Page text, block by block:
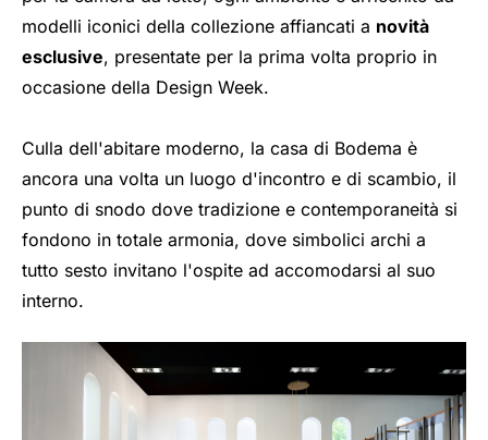
modelli iconici della collezione affiancati a novità
esclusive, presentate per la prima volta proprio in
occasione della Design Week.
Culla dell'abitare moderno, la casa di Bodema è
ancora una volta un luogo d'incontro e di scambio, il
punto di snodo dove tradizione e contemporaneità si
fondono in totale armonia, dove simbolici archi a
tutto sesto invitano l'ospite ad accomodarsi al suo
interno.